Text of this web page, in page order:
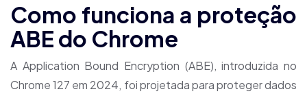
Como funciona a proteção
ABE do Chrome
A Application Bound Encryption (ABE), introduzida no
Chrome 127 em 2024, foi projetada para proteger dados